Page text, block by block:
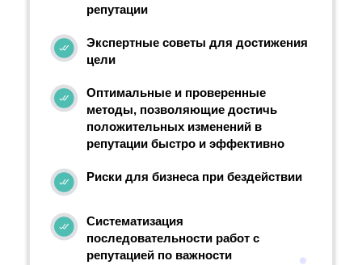
репутации
Экспертные советы для достижения
цели
Оптимальные и проверенные
методы, позволяющие достичь
положительных изменений в
репутации быстро и эффективно
Риски для бизнеса при бездействии
Систематизация
последовательности работ с
репутацией по важности